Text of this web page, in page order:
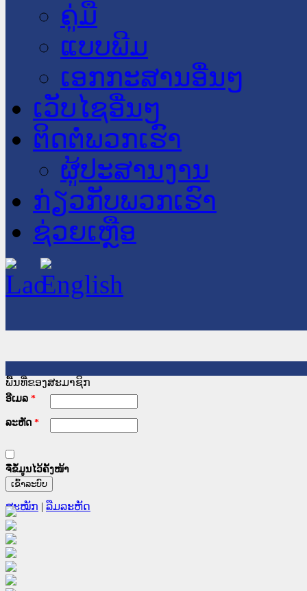
ຄູ່ມື
ແບບພີມ
ເອກກະສານອື່ນໆ
ເວັບໄຊອື່ນໆ
ຕິດຕໍ່ພວກເຮົາ
ຜູ້ປະສານງານ
ກ່ຽວກັບພວກເຮົາ
ຊ່ວຍເຫຼືອ
ພື້ນທີ່ຂອງສະມາຊິກ
ອີເມລ *
ລະຫັດ *
ຈື່ຂໍ້ມູນໄວ້ຄັ້ງໜ້າ
ສະໝັກ | ລືມລະຫັດ